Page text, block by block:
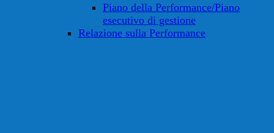
Piano della Performance/Piano
esecutivo di gestione
Relazione sulla Performance